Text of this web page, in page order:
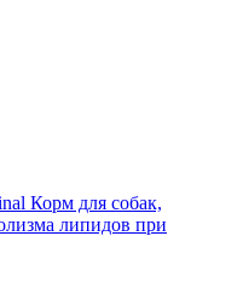
Корм для собак,
липидов при